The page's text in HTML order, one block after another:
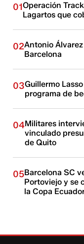
01Operación
Lagartos que
02Antonio
Barcelona
03Guillermo
programa de
04Militares
vinculado
de Quito
05Barcelona SC
Portoviejo y se
la Copa